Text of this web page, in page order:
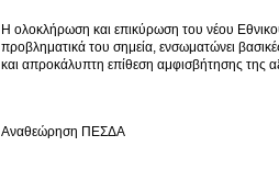
Η ολοκλήρωση και επικύρωση του νέου
προβληματικά του σημεία, ενσωματώνει
και απροκάλυπτη επίθεση αμφισβήτησης της
Αναθεώρηση ΠΕΣΔΑ